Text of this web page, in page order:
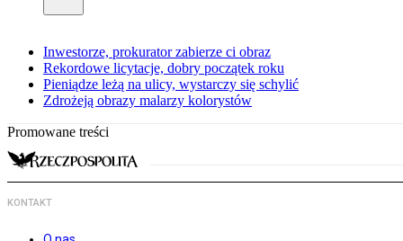
Inwestorze, prokurator zabierze ci obraz
Rekordowe licytacje, dobry początek roku
Pieniądze leżą na ulicy, wystarczy się schylić
Zdrożeją obrazy malarzy kolorystów
Promowane treści
KONTAKT